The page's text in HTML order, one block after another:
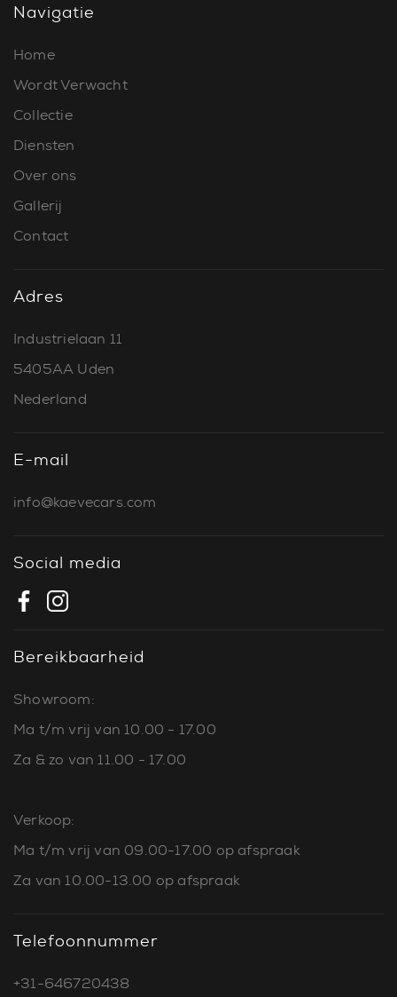
Navigatie
Home
Wordt Verwacht
Collectie
Diensten
Over ons
Gallerij
Contact
Adres
Industrielaan 11
5405AA Uden
Nederland
E-mail
info@kaevecars.com
Social media
Bereikbaarheid
Showroom:
Ma t/m vrij van 10.00 - 17.00
Za & zo van 11.00 - 17.00
Verkoop:
Ma t/m vrij van 09.00-17.00 op afspraak
Za van 10.00-13.00 op afspraak
Telefoonnummer
+31-646720438